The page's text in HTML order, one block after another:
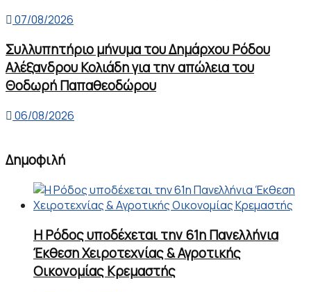
07/08/2026
Συλλυπητήριο μήνυμα του Δημάρχου Ρόδου
Αλέξανδρου Κολιάδη για την απώλεια του
Θοδωρή Παπαθεοδώρου
06/08/2026
Δημοφιλή
Η Ρόδος υποδέχεται την 61η Πανελλήνια
Έκθεση Χειροτεχνίας & Αγροτικής
Οικονομίας Κρεμαστής